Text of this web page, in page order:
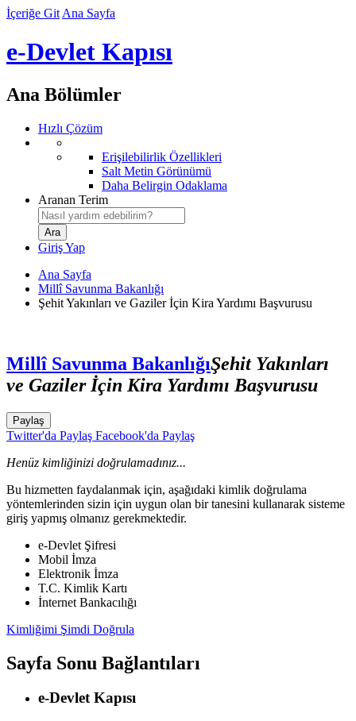
İçeriğe Git Ana Sayfa
e-Devlet Kapısı
Ana Bölümler
Hızlı Çözüm
Erişilebilirlik Özellikleri
Salt Metin Görünümü
Daha Belirgin Odaklama
Aranan Terim
Giriş Yap
Ana Sayfa
Millî Savunma Bakanlığı
Şehit Yakınları ve Gaziler İçin Kira Yardımı Başvurusu
Millî Savunma BakanlığıŞehit Yakınları
ve Gaziler İçin Kira Yardımı Başvurusu
Paylaş
Twitter'da Paylaş Facebook'da Paylaş
Henüz kimliğinizi doğrulamadınız...
Bu hizmetten faydalanmak için, aşağıdaki kimlik doğrulama
yöntemlerinden sizin için uygun olan bir tanesini kullanarak sisteme
giriş yapmış olmanız gerekmektedir.
e-Devlet Şifresi
Mobil İmza
Elektronik İmza
T.C. Kimlik Kartı
İnternet Bankacılığı
Kimliğimi Şimdi Doğrula
Sayfa Sonu Bağlantıları
e-Devlet Kapısı